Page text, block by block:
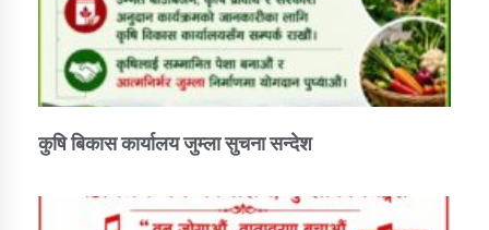
कार्यक्रम कार्यान्वयन एकाई जुम्लाको सुचना
कुषि बिकास कार्यालय जुम्ला सुचना सन्देश